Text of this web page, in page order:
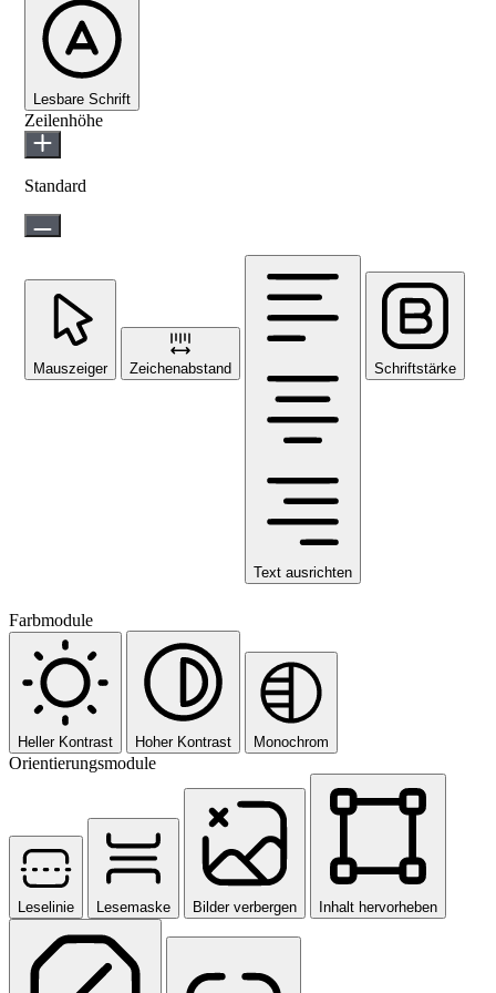
Lesbare Schrift
Zeilenhöhe
Standard
Mauszeiger Zeichenabstand
Text ausrichten
Schriftstärke
Farbmodule
Heller Kontrast Hoher Kontrast Monochrom
Orientierungsmodule
Leselinie Lesemaske Bilder verbergen Inhalt hervorheben